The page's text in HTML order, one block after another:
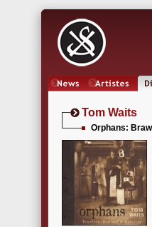
Tom Waits
Orphans: